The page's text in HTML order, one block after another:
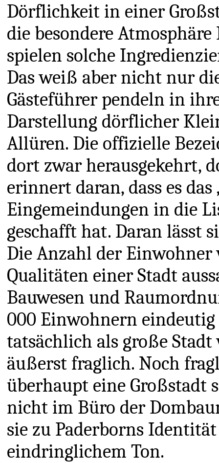
Dörflichkeit in einer
die besondere
spielen solche
Das weiß aber nicht nur
Gästeführer pendeln in
Darstellung dörflicher
Allüren. Die offizielle
dort zwar herausgekehrt,
erinnert daran, dass es
Eingemeindungen in die
geschafft hat. Daran lässt
Die Anzahl der
Qualitäten einer Stadt
Bauwesen und
000 Einwohnern eindeutig
tatsächlich als große
äußerst fraglich. Noch
überhaupt eine Großstadt
nicht im Büro der
sie zu Paderborns
eindringlichem Ton.